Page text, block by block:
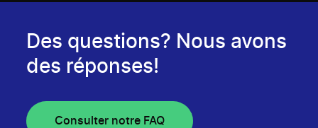
Des questions? Nous avons
des réponses!
Consulter notre FAQ